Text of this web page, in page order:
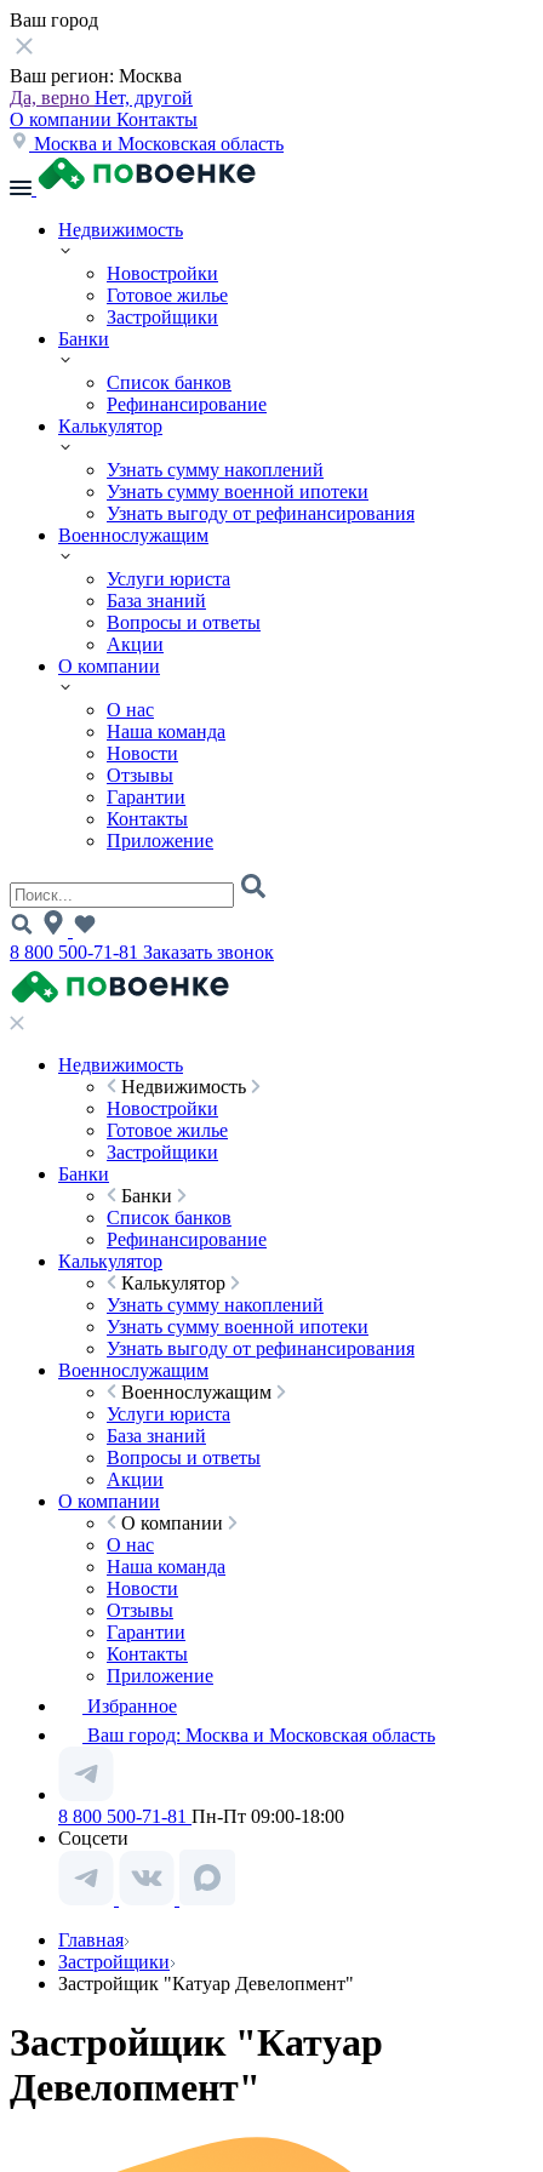
Ваш город
Ваш регион: Москва
Да, верно Нет, другой
О компании Контакты
Москва и Московская область
Недвижимость
Новостройки
Готовое жилье
Застройщики
Банки
Список банков
Рефинансирование
Калькулятор
Узнать сумму накоплений
Узнать сумму военной ипотеки
Узнать выгоду от рефинансирования
Военнослужащим
Услуги юриста
База знаний
Вопросы и ответы
Акции
О компании
О нас
Наша команда
Новости
Отзывы
Гарантии
Контакты
Приложение
8 800 500-71-81 Заказать звонок
Недвижимость
Недвижимость
Новостройки
Готовое жилье
Застройщики
Банки
Банки
Список банков
Рефинансирование
Калькулятор
Калькулятор
Узнать сумму накоплений
Узнать сумму военной ипотеки
Узнать выгоду от рефинансирования
Военнослужащим
Военнослужащим
Услуги юриста
База знаний
Вопросы и ответы
Акции
О компании
О компании
О нас
Наша команда
Новости
Отзывы
Гарантии
Контакты
Приложение
Избранное
Ваш город: Москва и Московская область
8 800 500-71-81 Пн-Пт 09:00-18:00
Соцсети
Главная
Застройщики
Застройщик "Катуар Девелопмент"
Застройщик "Катуар
Девелопмент"